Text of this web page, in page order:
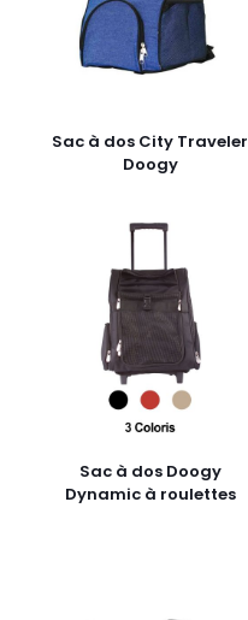
Sac à dos City Traveler
Doogy
Sac à dos Doogy
Dynamic à roulettes